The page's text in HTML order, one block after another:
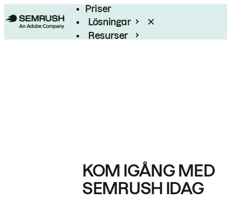
Priser
Lösningar
Resurser
KOM IGÅNG MED
SEMRUSH IDAG